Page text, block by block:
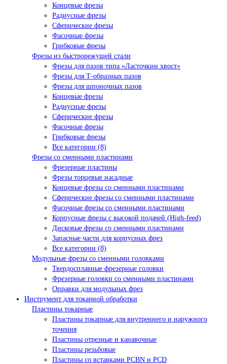
Концевые фрезы
Радиусные фрезы
Сферические фрезы
Фасочные фрезы
Грибковые фрезы
Фрезы из быстрорежущей стали
Фрезы для пазов типа «Ласточкин хвост»
Фрезы для Т-образных пазов
Фрезы для шпоночных пазов
Концевые фрезы
Радиусные фрезы
Сферические фрезы
Фасочные фрезы
Грибковые фрезы
Все категории (8)
Фрезы со сменными пластинами
Фрезерные пластины
Фрезы торцевые насадные
Концевые фрезы со сменными пластинами
Сферические фрезы со сменными пластинами
Фасочные фрезы со сменными пластинами
Корпусные фрезы с высокой подачей (High-feed)
Дисковые фрезы со сменными пластинами
Запасные части для корпусных фрез
Все категории (8)
Модульные фрезы со сменными головками
Твердосплавные фрезерные головки
Фрезерные головки со сменными пластинами
Оправки для модульных фрез
Инструмент для токарной обработки
Пластины токарные
Пластины токарные для внутреннего и наружного
точения
Пластины отрезные и канавочные
Пластины резьбовые
Пластины со вставками PCBN и PCD